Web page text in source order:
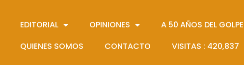
EDITORIAL OPINIONES A 50 AÑOS DEL GOLPE
QUIENES SOMOS
CONTACTO VISITAS : 420,837